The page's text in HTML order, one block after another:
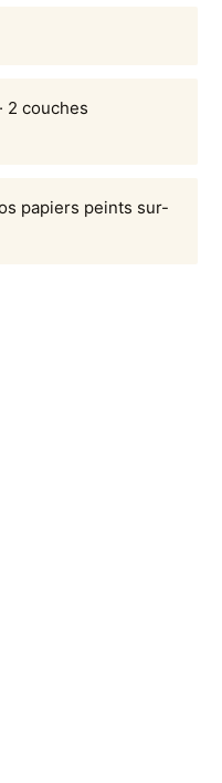
2 couches
papiers peints sur-